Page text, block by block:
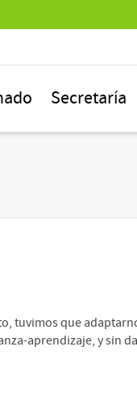
Secretaría
tuvimos que
aprendizaje, y sin